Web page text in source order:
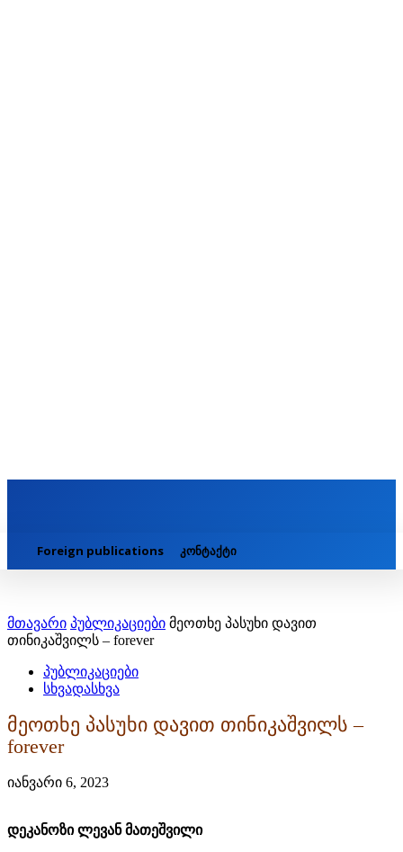
Foreign publications კონტაქტი
მთავარი პუბლიკაციები მეოთხე პასუხი დავით
თინიკაშვილს – forever
პუბლიკაციები
სხვადასხვა
მეოთხე პასუხი დავით თინიკაშვილს –
forever
იანვარი 6, 2023
დეკანოზი ლევან მათეშვილი